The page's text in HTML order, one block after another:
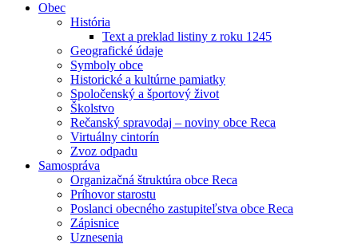
Obec
História
Text a preklad listiny z roku 1245
Geografické údaje
Symboly obce
Historické a kultúrne pamiatky
Spoločenský a športový život
Školstvo
Rečanský spravodaj – noviny obce Reca
Virtuálny cintorín
Zvoz odpadu
Samospráva
Organizačná štruktúra obce Reca
Príhovor starostu
Poslanci obecného zastupiteľstva obce Reca
Zápisnice
Uznesenia